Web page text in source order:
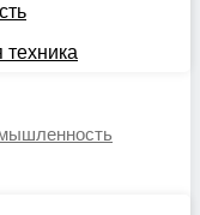
техника